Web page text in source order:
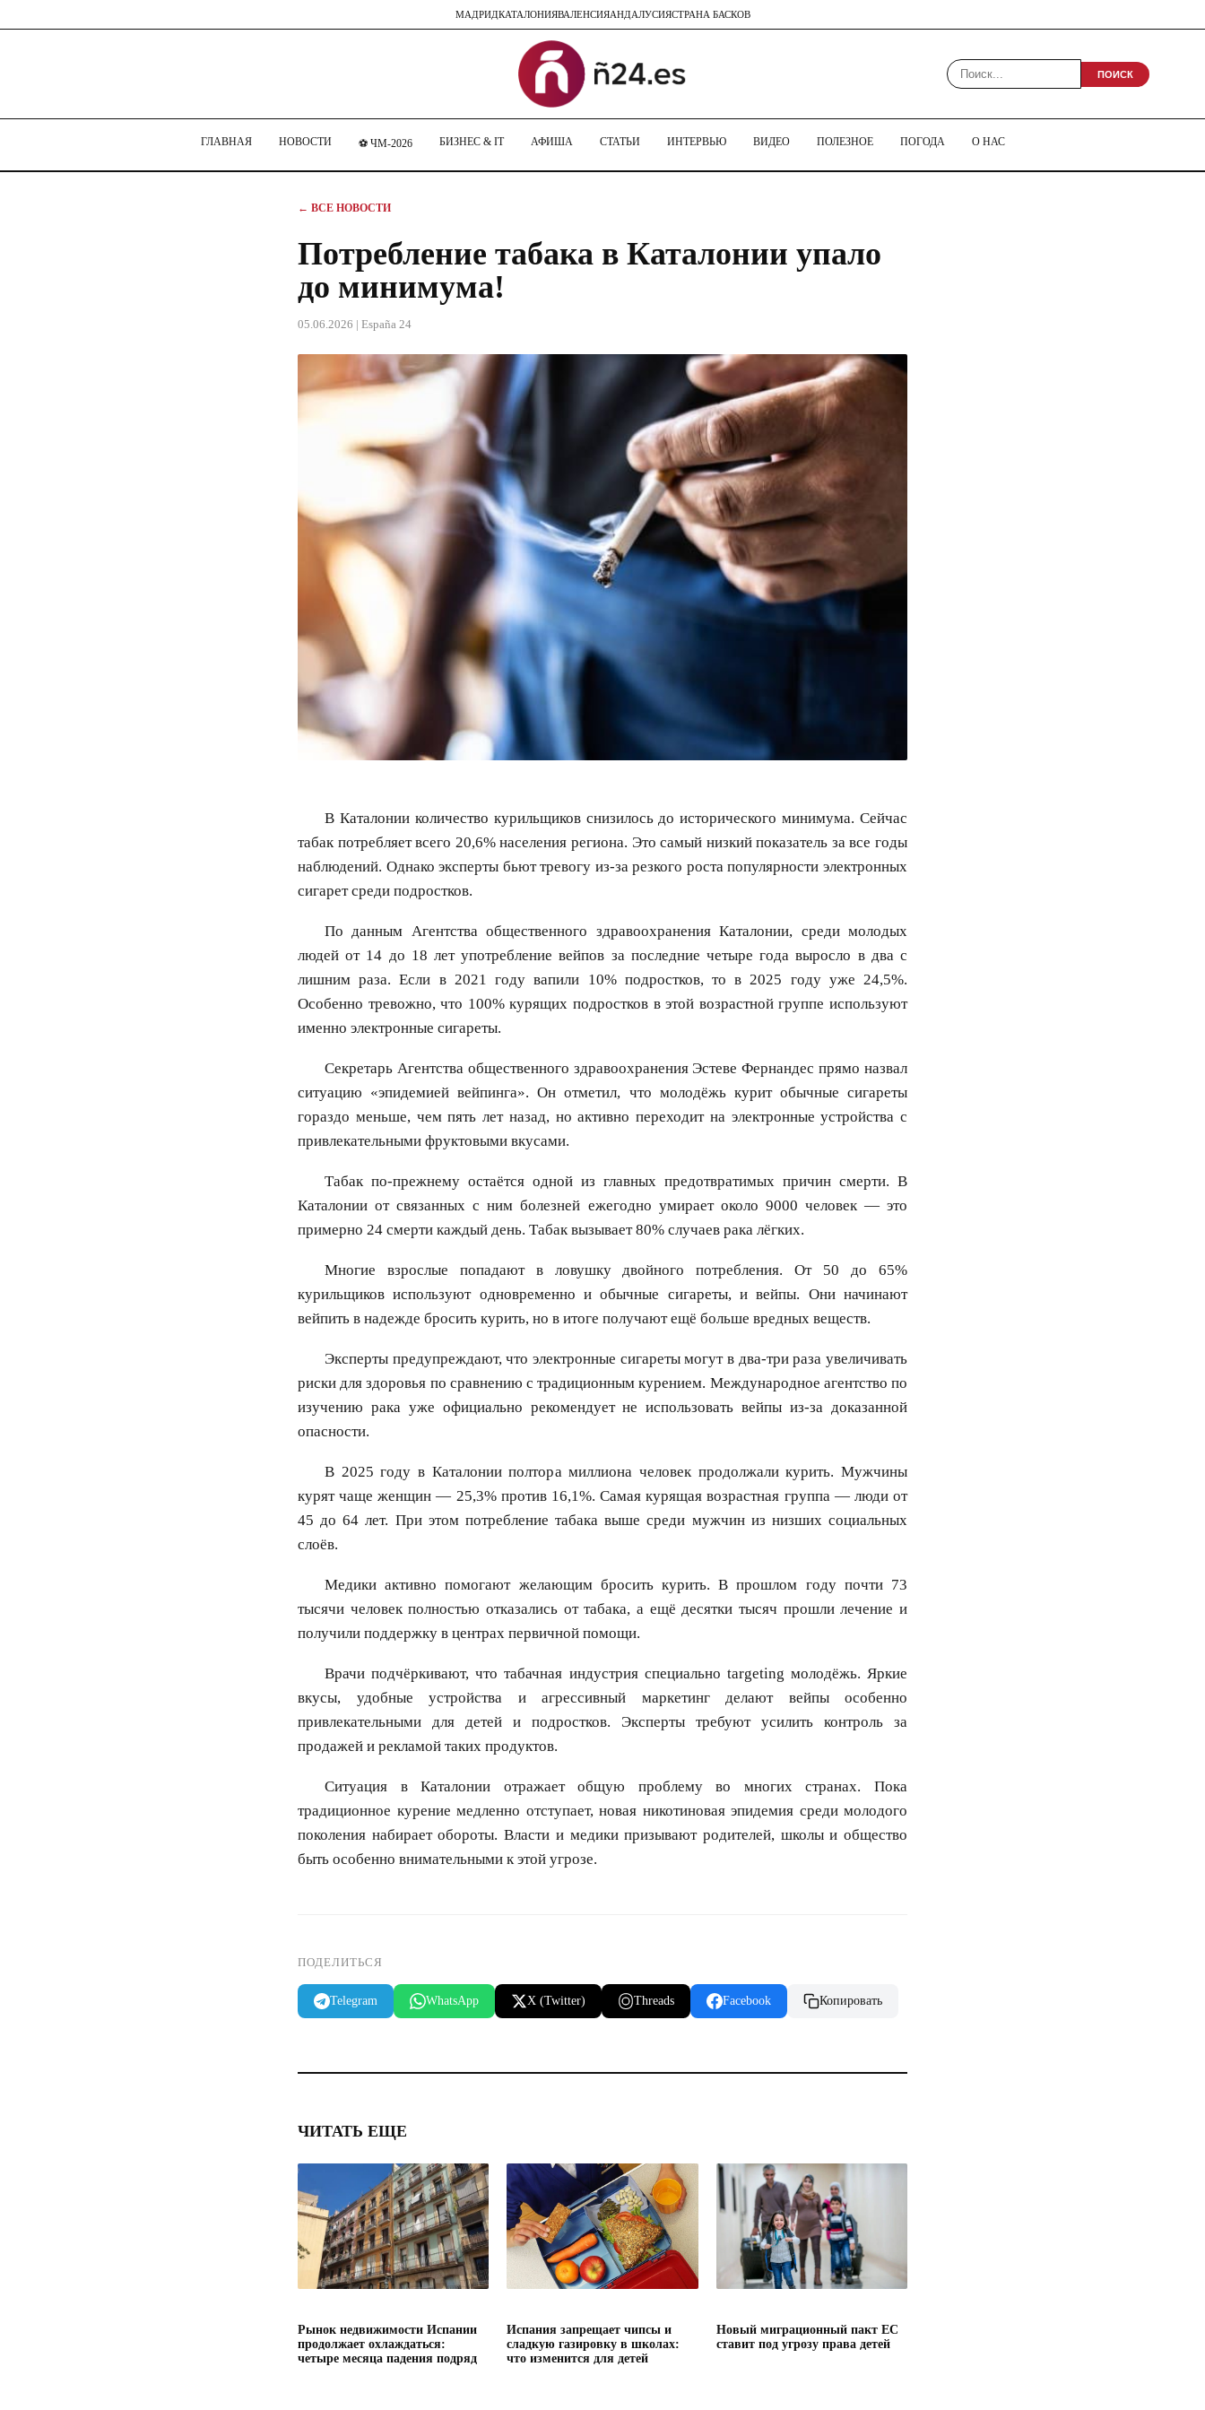
МАДРИДКАТАЛОНИЯВАЛЕНСИЯАНДАЛУСИЯСТРАНА БАСКОВ
ПОИСК
ГЛАВНАЯ НОВОСТИ ⚽ ЧМ-2026 БИЗНЕС & IT АФИША СТАТЬИ ИНТЕРВЬЮ ВИДЕО ПОЛЕЗНОЕ ПОГОДА О НАС
← ВСЕ НОВОСТИ
Потребление табака в Каталонии упало
до минимума!
05.06.2026 | España 24
В Каталонии количество курильщиков снизилось до исторического минимума. Сейчас
табак потребляет всего 20,6% населения региона. Это самый низкий показатель за все годы
наблюдений. Однако эксперты бьют тревогу из-за резкого роста популярности электронных
сигарет среди подростков.
По данным Агентства общественного здравоохранения Каталонии, среди молодых
людей от 14 до 18 лет употребление вейпов за последние четыре года выросло в два с
лишним раза. Если в 2021 году вапили 10% подростков, то в 2025 году уже 24,5%.
Особенно тревожно, что 100% курящих подростков в этой возрастной группе используют
именно электронные сигареты.
Секретарь Агентства общественного здравоохранения Эстеве Фернандес прямо назвал
ситуацию «эпидемией вейпинга». Он отметил, что молодёжь курит обычные сигареты
гораздо меньше, чем пять лет назад, но активно переходит на электронные устройства с
привлекательными фруктовыми вкусами.
Табак по-прежнему остаётся одной из главных предотвратимых причин смерти. В
Каталонии от связанных с ним болезней ежегодно умирает около 9000 человек — это
примерно 24 смерти каждый день. Табак вызывает 80% случаев рака лёгких.
Многие взрослые попадают в ловушку двойного потребления. От 50 до 65%
курильщиков используют одновременно и обычные сигареты, и вейпы. Они начинают
вейпить в надежде бросить курить, но в итоге получают ещё больше вредных веществ.
Эксперты предупреждают, что электронные сигареты могут в два-три раза увеличивать
риски для здоровья по сравнению с традиционным курением. Международное агентство по
изучению рака уже официально рекомендует не использовать вейпы из-за доказанной
опасности.
В 2025 году в Каталонии полтора миллиона человек продолжали курить. Мужчины
курят чаще женщин — 25,3% против 16,1%. Самая курящая возрастная группа — люди от
45 до 64 лет. При этом потребление табака выше среди мужчин из низших социальных
слоёв.
Медики активно помогают желающим бросить курить. В прошлом году почти 73
тысячи человек полностью отказались от табака, а ещё десятки тысяч прошли лечение и
получили поддержку в центрах первичной помощи.
Врачи подчёркивают, что табачная индустрия специально targeting молодёжь. Яркие
вкусы, удобные устройства и агрессивный маркетинг делают вейпы особенно
привлекательными для детей и подростков. Эксперты требуют усилить контроль за
продажей и рекламой таких продуктов.
Ситуация в Каталонии отражает общую проблему во многих странах. Пока
традиционное курение медленно отступает, новая никотиновая эпидемия среди молодого
поколения набирает обороты. Власти и медики призывают родителей, школы и общество
быть особенно внимательными к этой угрозе.
ПОДЕЛИТЬСЯ
Telegram WhatsApp X (Twitter) Threads Facebook Копировать
ЧИТАТЬ ЕЩЕ
Рынок недвижимости Испании
продолжает охлаждаться:
четыре месяца падения подряд
Испания запрещает чипсы и
сладкую газировку в школах:
что изменится для детей
Новый миграционный пакт ЕС
ставит под угрозу права детей